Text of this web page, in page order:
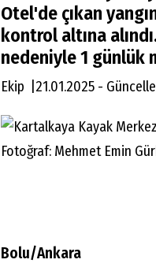
Otel'de çıkan
kontrol altına
nedeniyle 1 günlük
Ekip |21.01.2025 -
Fotoğraf: Mehmet Emin
Bolu/Ankara